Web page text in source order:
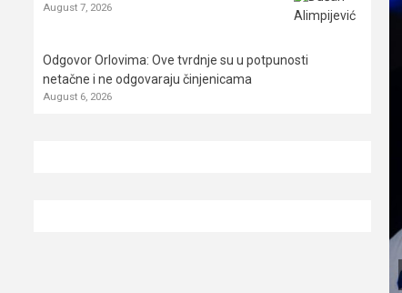
August 7, 2026
Odgovor Orlovima: ​Ove tvrdnje su u potpunosti
netačne i ne odgovaraju činjenicama
August 6, 2026